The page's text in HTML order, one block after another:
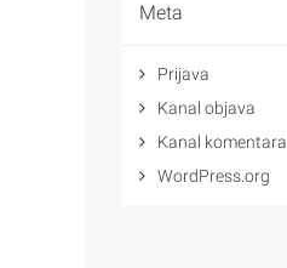
Meta
Prijava
Kanal objava
Kanal komentara
WordPress.org